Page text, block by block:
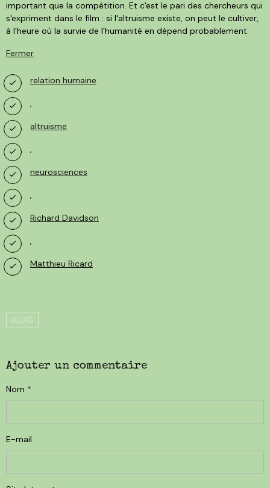
important que la compétition. Et c'est le pari des chercheurs qui
s'expriment dans le film : si l'altruisme existe, on peut le cultiver,
à l'heure où la survie de l'humanité en dépend probablement.
Fermer
relation humaine
altruisme
neurosciences
Richard Davidson
Matthieu Ricard
BLOG
Ajouter un commentaire
Nom
E-mail